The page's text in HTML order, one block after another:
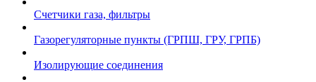
Счетчики газа, фильтры
Газорегуляторные пункты (ГРПШ, ГРУ, ГРПБ)
Изолирующие соединения